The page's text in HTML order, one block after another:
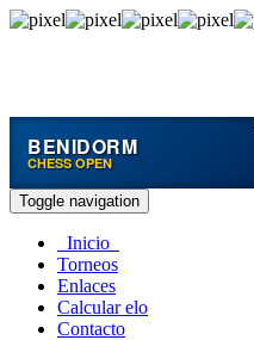
BENIDORM
CHESS OPEN
Toggle navigation
Inicio
Torneos
Enlaces
Calcular elo
Contacto